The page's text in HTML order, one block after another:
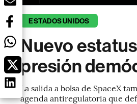
ESTADOS UNIDOS
Nuevo
presión
La salida a bolsa de SpaceX
agenda antiregulatoria que